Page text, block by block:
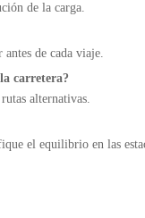
de la carga.
antes de cada viaje.
carretera?
alternativas.
el equilibrio en las